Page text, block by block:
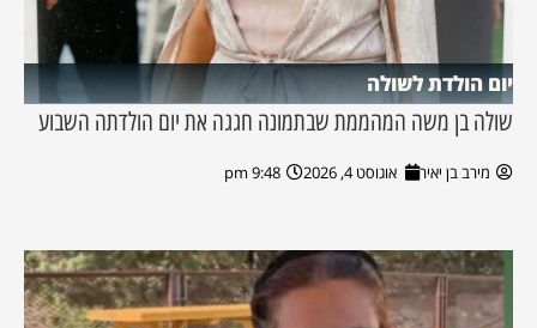
יום הולדת לשולה
שולה בן משה המהממת שבתמונה חגגה את יום הולדתה השבוע
מירב בן יאיר אוגוסט 4, 2026 9:48 pm